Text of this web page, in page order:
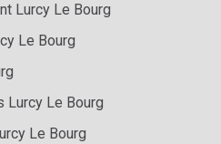
Lurcy Le Bourg
Le Bourg
Lurcy Le Bourg
Le Bourg